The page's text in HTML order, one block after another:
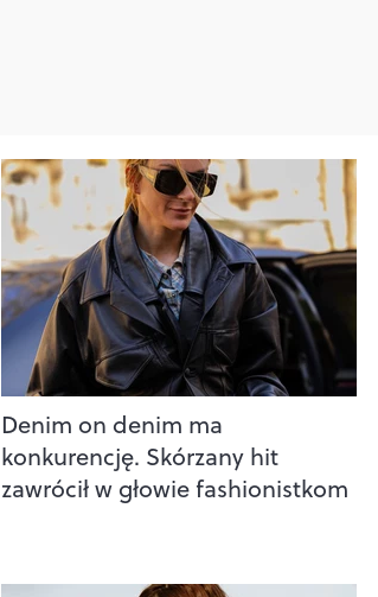
Denim on denim ma
konkurencję. Skórzany hit
zawrócił w głowie fashionistkom